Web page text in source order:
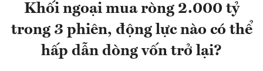
Khối ngoại mua ròng 2.000 tỷ
trong 3 phiên, động lực nào có thể
hấp dẫn dòng vốn trở lại?